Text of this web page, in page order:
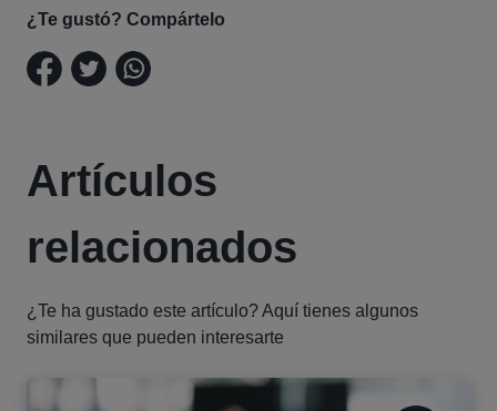
¿Te gustó? Compártelo
Artículos
relacionados
¿Te ha gustado este artículo? Aquí tienes algunos
similares que pueden interesarte